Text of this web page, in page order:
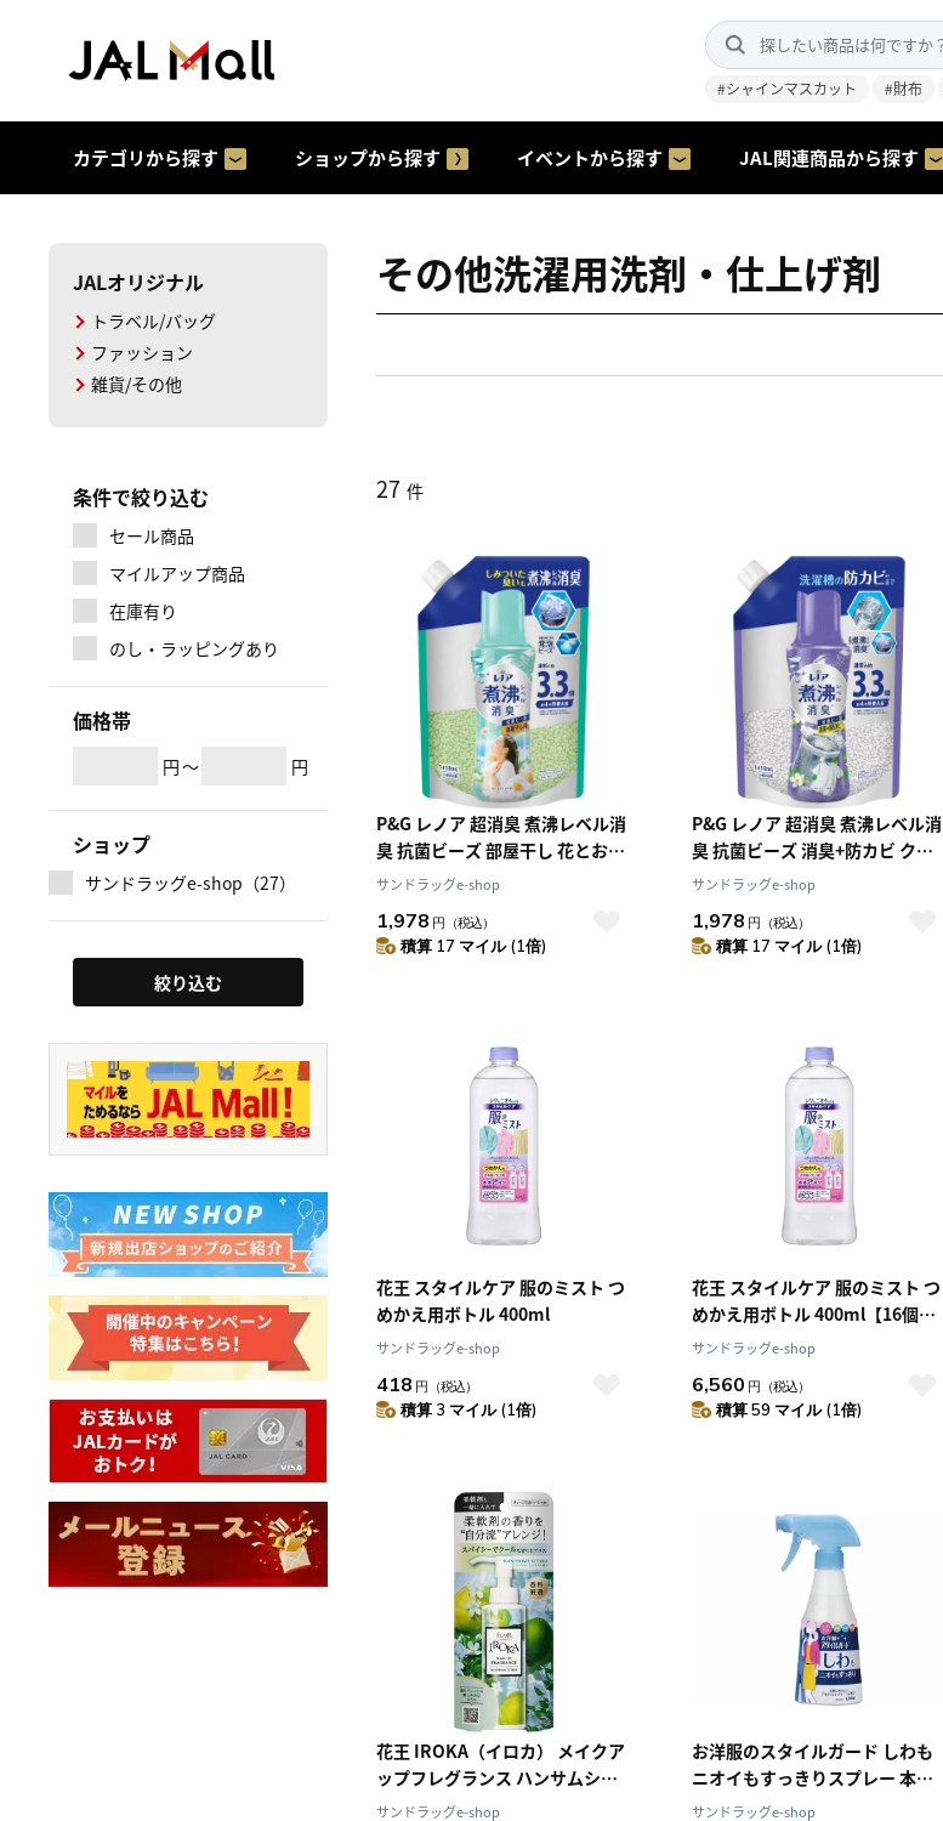
#シャインマスカット #財布
カテゴリから探す ショップから探す イベントから探す JAL関連商品から探す
JALオリジナル
トラベル/バッグ
ファッション
雑貨/その他
マイルアップ商品
条件で絞り込む
セール商品
在庫有り
のし・ラッピングあり
価格帯
円～ 円
ショップ
サンドラッグe-shop（27）
絞り込む
その他洗濯用洗剤・仕上げ剤
27 件
P&G レノア 超消臭 煮沸レベル消
臭 抗菌ビーズ 部屋干し 花とおひ
さまの香り 詰め替え 1410mL
サンドラッグe-shop
1,978 円 （税込）
積算 17 マイル (1倍)
P&G レノア 超消臭 煮沸レベル消
臭 抗菌ビーズ 消臭+防カビ クリ
ーンフレッシュ 詰め替え
サンドラッグe-shop
1,978 円 （税込）
積算 17 マイル (1倍)
花王 スタイルケア 服のミスト つ
めかえ用ボトル 400ml
サンドラッグe-shop
418 円 （税込）
積算 3 マイル (1倍)
花王 スタイルケア 服のミスト つ
めかえ用ボトル 400ml【16個セ
ット】
サンドラッグe-shop
6,560 円 （税込）
積算 59 マイル (1倍)
花王 IROKA（イロカ） メイクア
ップフレグランス ハンサムシト
ラスの香り 90ml
サンドラッグe-shop
お洋服のスタイルガード しわも
ニオイもすっきりスプレー 本体
300ml
サンドラッグe-shop